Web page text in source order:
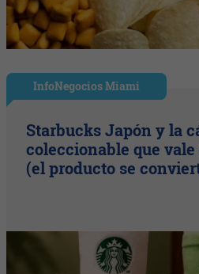
InfoNegocios Miami
Starbucks Japón y la
coleccionable que
(el producto se